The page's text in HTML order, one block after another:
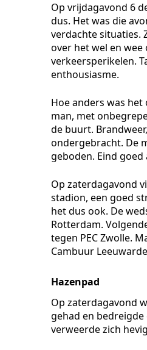
Op vrijdagavond 6
dus. Het was die
verdachte situaties.
over het wel en
verkeersperikelen.
enthousiasme.
Hoe anders was
man, met
de buurt.
ondergebracht. De
geboden. Eind goed
Op zaterdagavond
stadion, een goed
het dus ook. De
Rotterdam.
tegen PEC Zwolle.
Cambuur
Hazenpad
Op zaterdagavond
gehad en bedreigde
verweerde zich